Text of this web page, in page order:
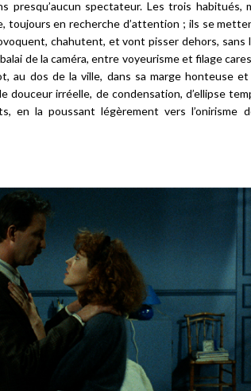
presqu’aucun spectateur. Les trois habitués,
toujours en recherche d’attention ; ils se
chahutent, et vont pisser dehors, sans
de la caméra, entre voyeurisme et filage
au dos de la ville, dans sa marge honteuse
irréelle, de condensation, d’ellipse
en la poussant légèrement vers l’onirisme